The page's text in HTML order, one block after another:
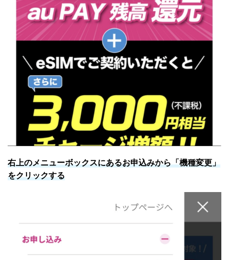
右上のメニューボックスにあるお申込みから「機種変更」
をクリックする